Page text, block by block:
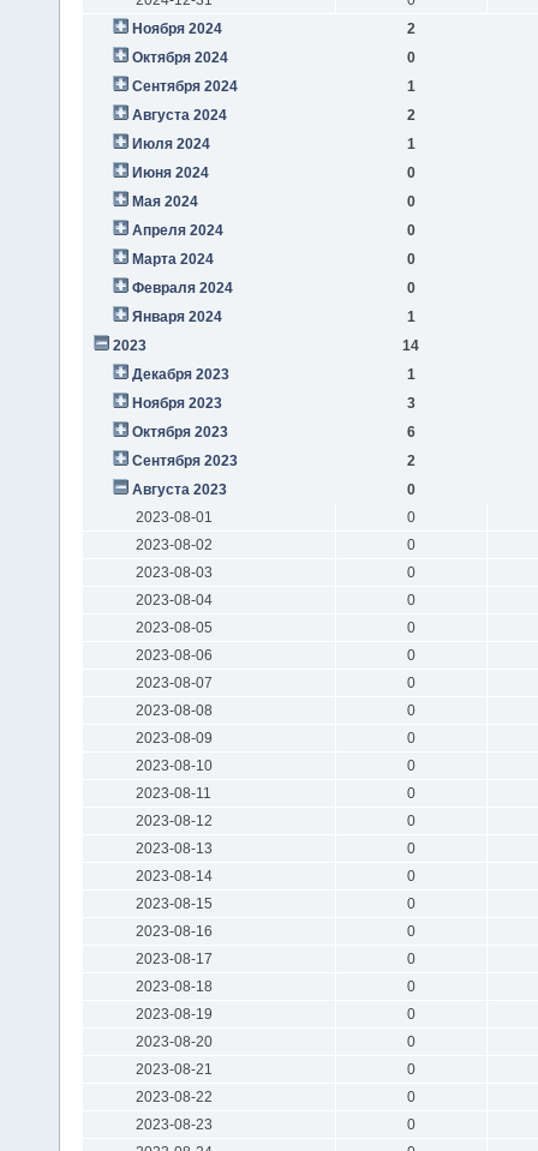
Ноября 2024
2
Октября 2024
0
Сентября 2024
1
Августа 2024
2
Июля 2024
1
Июня 2024
0
Мая 2024
0
Апреля 2024
0
Марта 2024
0
Февраля 2024
0
Января 2024
1
2023
14
Декабря 2023
1
Ноября 2023
3
Октября 2023
6
Сентября 2023
2
Августа 2023
0
2023-08-01
0
2023-08-02
0
2023-08-03
0
2023-08-04
0
2023-08-05
0
2023-08-06
0
2023-08-07
0
2023-08-08
0
2023-08-09
0
2023-08-10
0
2023-08-11
0
2023-08-12
0
2023-08-13
0
2023-08-14
0
2023-08-15
0
2023-08-16
0
2023-08-17
0
2023-08-18
0
2023-08-19
0
2023-08-20
0
2023-08-21
0
2023-08-22
0
2023-08-23
0